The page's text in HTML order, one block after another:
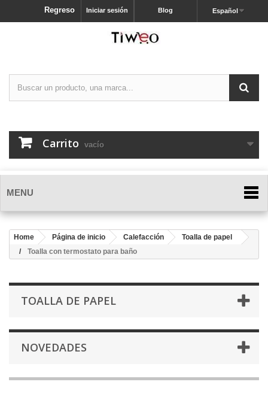
Español
Blog
Iniciar sesión
Regreso
Carrito vacío
MENU
Home Página de inicio Calefacción
Toalla de papel
Toalla con termostato para baño
TOALLA DE PAPEL
NOVEDADES